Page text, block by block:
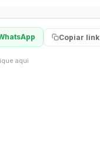
Copiar link
aqui